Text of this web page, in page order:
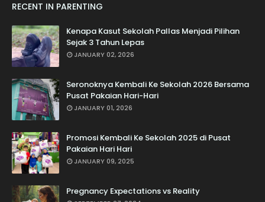
RECENT IN PARENTING
Kenapa Kasut Sekolah Pallas Menjadi Pilihan
Sejak 3 Tahun Lepas
JANUARY 02, 2026
Seronoknya Kembali Ke Sekolah 2026 Bersama
Pusat Pakaian Hari-Hari
JANUARY 01, 2026
Promosi Kembali Ke Sekolah 2025 di Pusat
Pakaian Hari Hari
JANUARY 09, 2025
Pregnancy Expectations vs Reality